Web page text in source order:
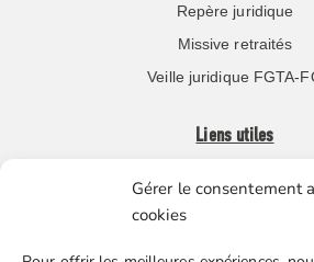
Gérer le consentement
cookies
Repère juridique
Missive retraités
Veille juridique FGTA-
Liens utiles
Boutique en ligne